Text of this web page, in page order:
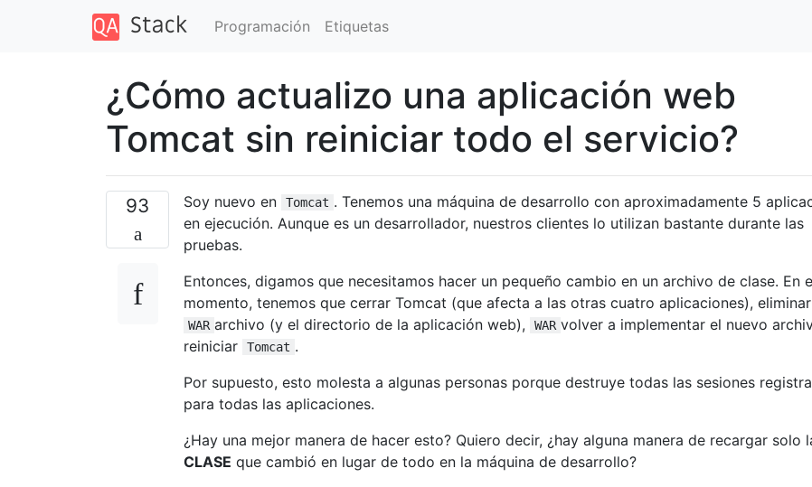
Programación Etiquetas
¿Cómo actualizo una aplicación web
Tomcat sin reiniciar todo el servicio?
93 Soy nuevo en Tomcat . Tenemos una máquina de desarrollo con aproximadamente 5
en ejecución. Aunque es un desarrollador, nuestros clientes lo utilizan bastante durante las
pruebas.
Entonces, digamos que necesitamos hacer un pequeño cambio en un archivo de clase. En
momento, tenemos que cerrar Tomcat (que afecta a las otras cuatro aplicaciones),
WAR archivo (y el directorio de la aplicación web), WAR volver a implementar el nuevo
reiniciar
Tomcat .
Por supuesto, esto molesta a algunas personas porque destruye todas las sesiones
para todas las aplicaciones.
¿Hay una mejor manera de hacer esto? Quiero decir, ¿hay alguna manera de recargar solo
CLASE que cambió en lugar de todo en la máquina de desarrollo?